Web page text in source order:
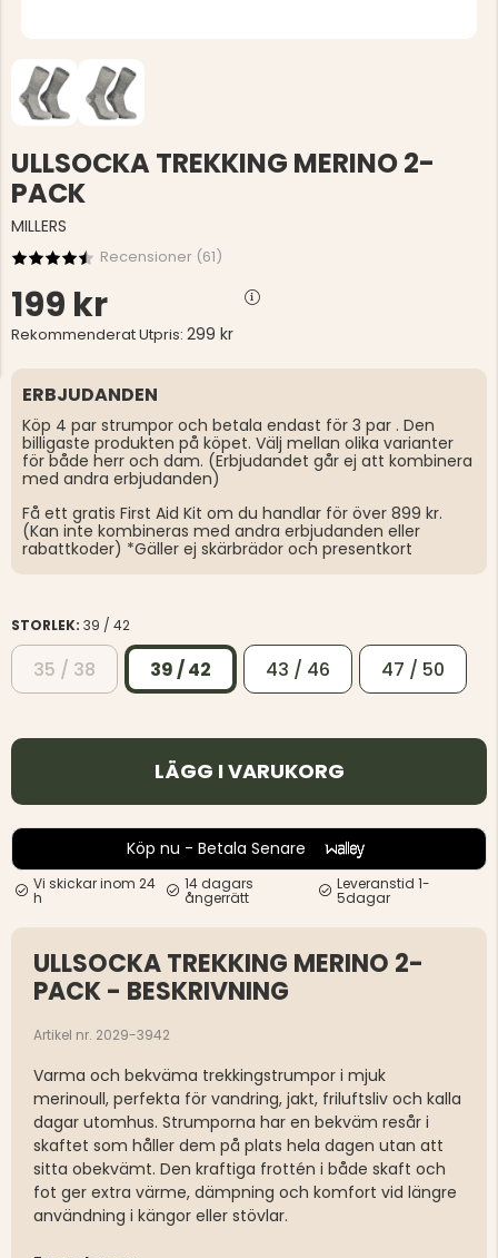
ULLSOCKA TREKKING MERINO 2-
PACK
MILLERS
Recensioner (61)
199 kr
Rekommenderat Utpris: 299 kr
ERBJUDANDEN
Köp 4 par strumpor och betala endast för 3 par . Den
billigaste produkten på köpet. Välj mellan olika varianter
för både herr och dam. (Erbjudandet går ej att kombinera
med andra erbjudanden)
Få ett gratis First Aid Kit om du handlar för över 899 kr.
(Kan inte kombineras med andra erbjudanden eller
rabattkoder) *Gäller ej skärbrädor och presentkort
STORLEK: 39 / 42
35 / 38 39 / 42 43 / 46 47 / 50
LÄGG I VARUKORG
Köp nu - Betala Senare
Vi skickar inom 24
h
14 dagars
ångerrätt
Leveranstid 1-
5dagar
ULLSOCKA TREKKING MERINO 2-
PACK - BESKRIVNING
Artikel nr. 2029-3942
Varma och bekväma trekkingstrumpor i mjuk
merinoull, perfekta för vandring, jakt, friluftsliv och kalla
dagar utomhus. Strumporna har en bekväm resår i
skaftet som håller dem på plats hela dagen utan att
sitta obekvämt. Den kraftiga frottén i både skaft och
fot ger extra värme, dämpning och komfort vid längre
användning i kängor eller stövlar.